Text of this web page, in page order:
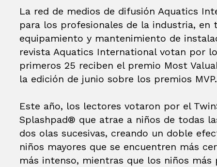
La red de medios de difusión Aquatics
para los profesionales de la industria,
equipamiento y mantenimiento de
revista Aquatics International votan por
primeros 25 reciben el premio Most
la edición de junio sobre los premios MVP.
Este año, los lectores votaron por el
Splashpad® que atrae a niños de todas
dos olas sucesivas, creando un doble
niños mayores que se encuentren más
más intenso, mientras que los niños más